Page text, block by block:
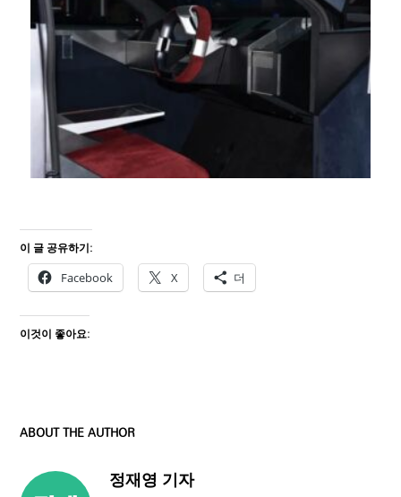
이 글 공유하기:
Facebook X 더
이것이 좋아요:
ABOUT THE AUTHOR
정재영 기자